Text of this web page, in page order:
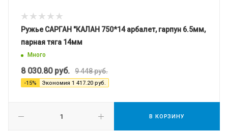
Ружье САРГАН "КАЛАН 750*14 арбалет, гарпун 6.5мм,
парная тяга 14мм
Много
8 030.80руб. 9 448руб.
-15% Экономия 1 417.20 руб.
В КОРЗИНУ